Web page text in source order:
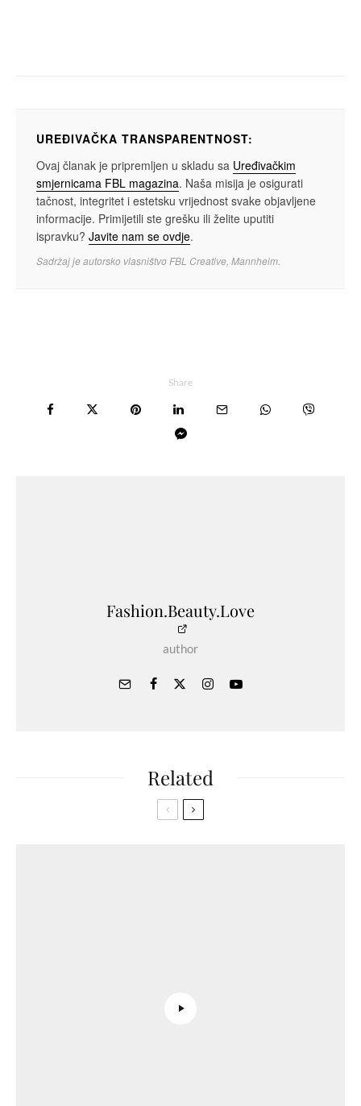
UREĐIVAČKA TRANSPARENTNOST:
Ovaj članak je pripremljen u skladu sa Uređivačkim
smjernicama FBL magazina. Naša misija je osigurati
tačnost, integritet i estetsku vrijednost svake objavljene
informacije. Primijetili ste grešku ili želite uputiti
ispravku? Javite nam se ovdje.
Sadržaj je autorsko vlasništvo FBL Creative, Mannheim.
Share
Fashion.Beauty.Love
author
Related